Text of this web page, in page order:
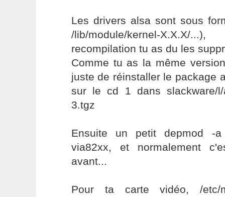
Les drivers alsa sont sous
/lib/module/kernel-
recompilation tu as du les
Comme tu as la même
juste de réinstaller le package
sur le cd 1 dans slackware/l/
3.tgz
Ensuite un petit depmod -
via82xx, et normalement
avant...
Pour ta carte vidéo, /etc/